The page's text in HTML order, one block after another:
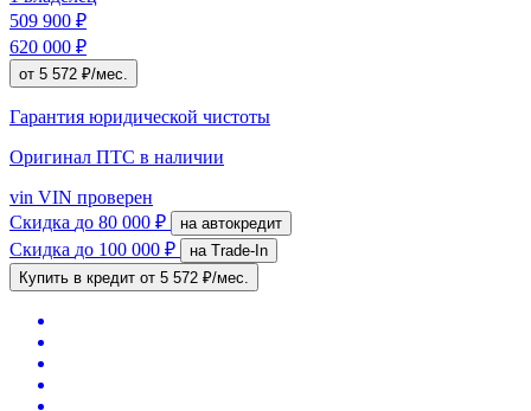
509 900 ₽
620 000 ₽
от 5 572 ₽/мес.
Гарантия юридической чистоты
Оригинал ПТС в наличии
vin VIN проверен
Скидка до 80 000 ₽ на автокредит
Скидка до 100 000 ₽
на Trade-In
Купить в кредит от 5 572 ₽/мес.